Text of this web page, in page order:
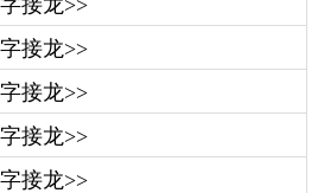
接龙>>
接龙>>
接龙>>
接龙>>
接龙>>